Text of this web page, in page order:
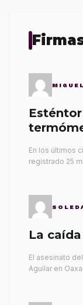
En los últimos
registrado 25
La
El asesinato
Aguilar en